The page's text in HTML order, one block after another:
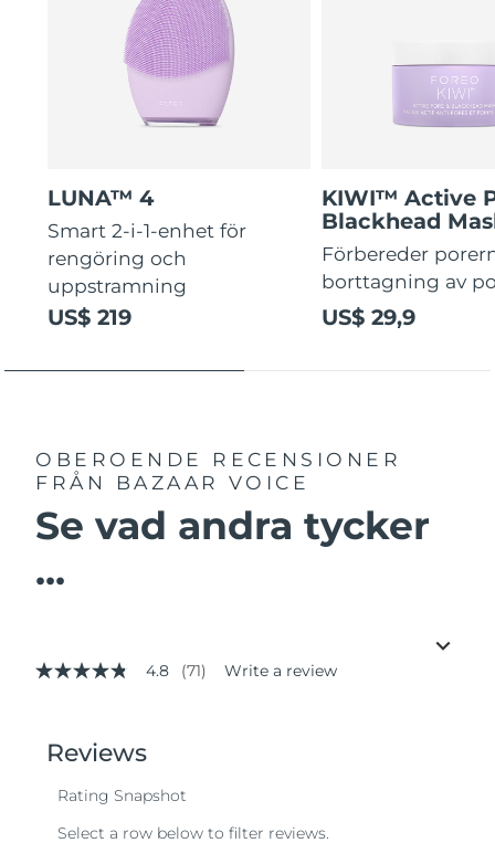
LUNA™ 4
Smart 2-i-1-enhet för
rengöring och
uppstramning
US$ 219
KIWI™ Active
Blackhead
Förbereder
borttagning av
US$ 29,9
OBEROENDE RECENSIONER
FRÅN BAZAAR VOICE
Se vad andra tycker
...
4.8
stars,
average
value.
4.8 (71) Write a review